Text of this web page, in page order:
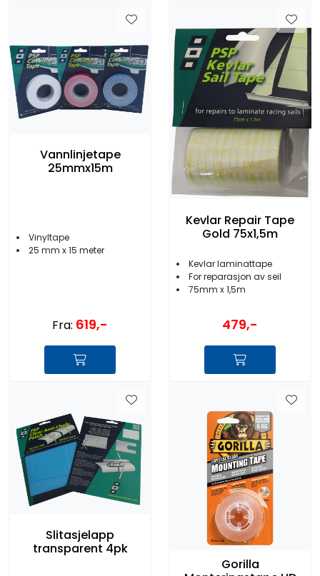
Vannlinjetape
25mmx15m
Vinyltape
25 mm x 15 meter
Fra: 619,-
Kevlar Repair Tape
Gold 75x1,5m
Kevlar laminattape
For reparasjon av seil
75mm x 1,5m
479,-
Slitasjelapp
transparent 4pk
Gorilla